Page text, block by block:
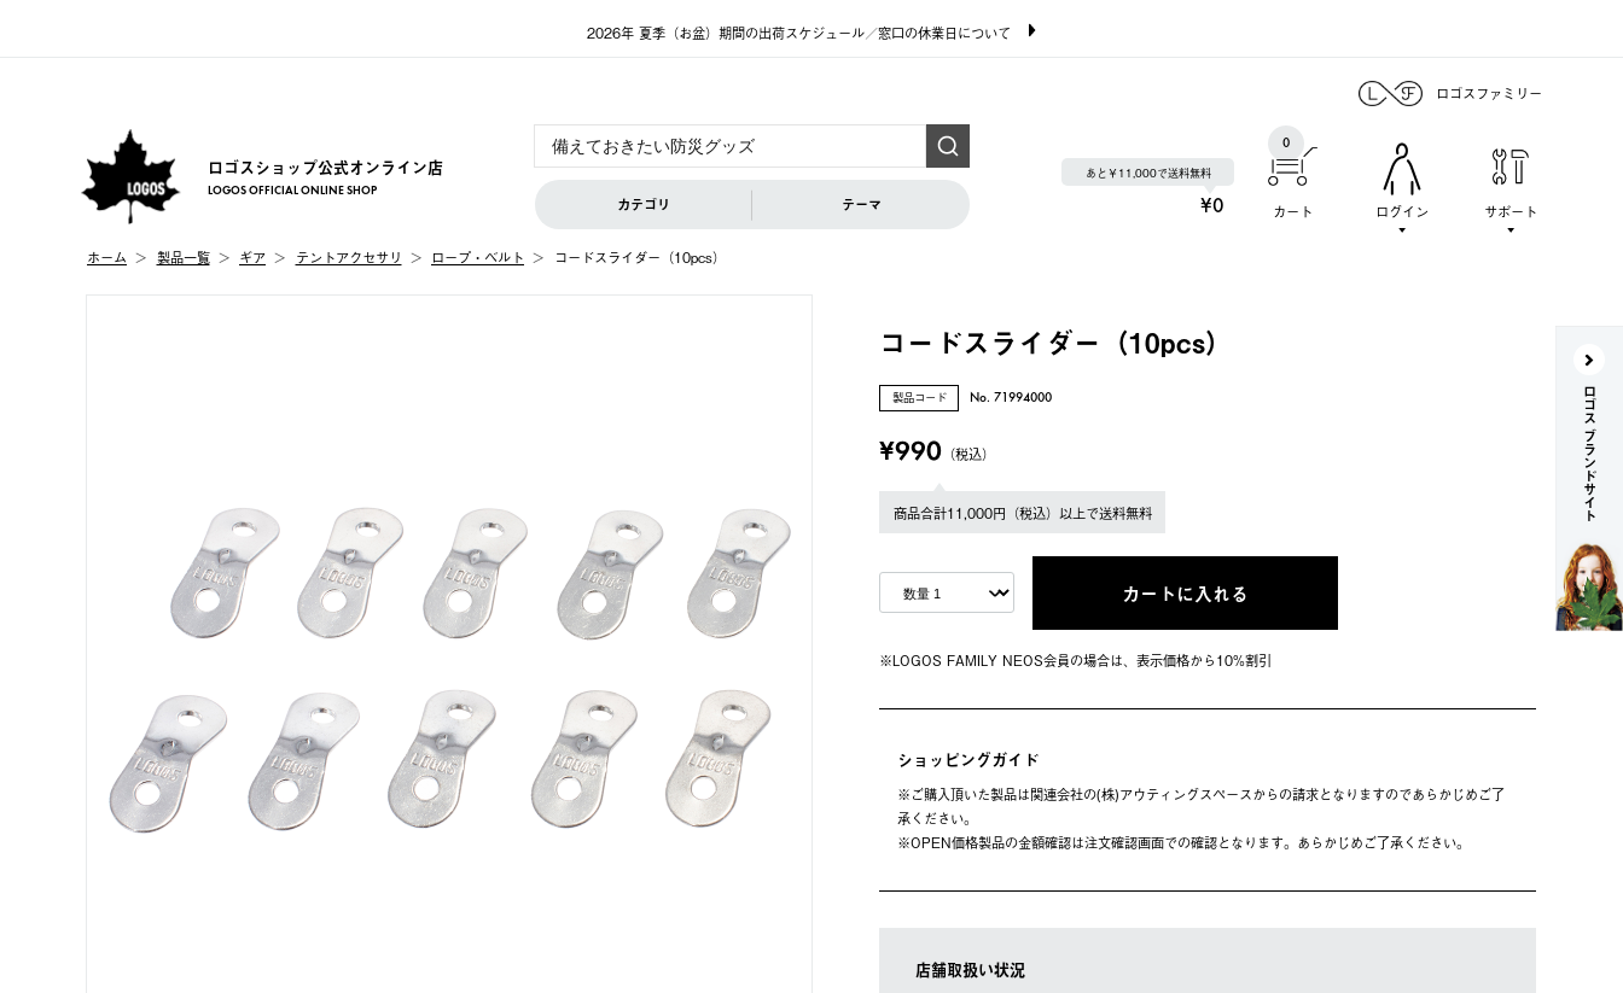
2026年 夏季（お盆）期間の出荷スケジュール／窓口の休業日について
ロゴスファミリー
ロゴスショップ公式オンライン店
LOGOS OFFICIAL ONLINE SHOP
カテゴリ テーマ
あと￥11,000で送料無料
¥0 カート
0
ログイン サポート
ホーム 製品⼀覧 ギア テントアクセサリ ロープ・ベルト コードスライダー（10pcs）
コードスライダー（10pcs）
製品コード No. 71994000
¥990 （税込）
商品合計11,000円（税込）以上で送料無料
カートに入れる
※LOGOS FAMILY NEOS会員の場合は、表⽰価格から10%割引
ショッピングガイド
※ご購⼊頂いた製品は関連会社の(株)アウティングスペースからの請求となりますのであらかじめご了
承ください。
※OPEN価格製品の⾦額確認は注⽂確認画⾯での確認となります。あらかじめご了承ください。
店舗取扱い状況
ロゴス ブランドサイト